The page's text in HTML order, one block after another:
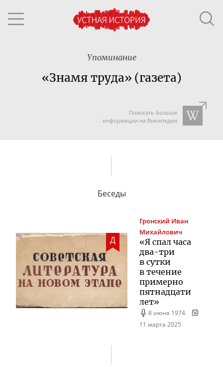
Упоминание
«Знамя труда» (газета)
Поискать больше
информации на Википедии
Беседы
Д
Гронский Иван
Михайлович
«Я спал часа
два-три
в сутки
в течение
примерно
пятнадцати
лет»
8 июня 1974
11 марта 2025